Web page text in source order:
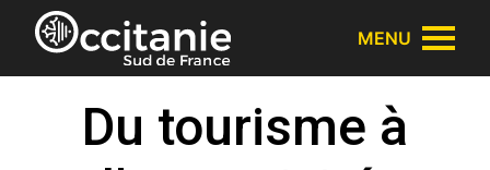
Panneau de gestion des cookies
MENU
Du tourisme à